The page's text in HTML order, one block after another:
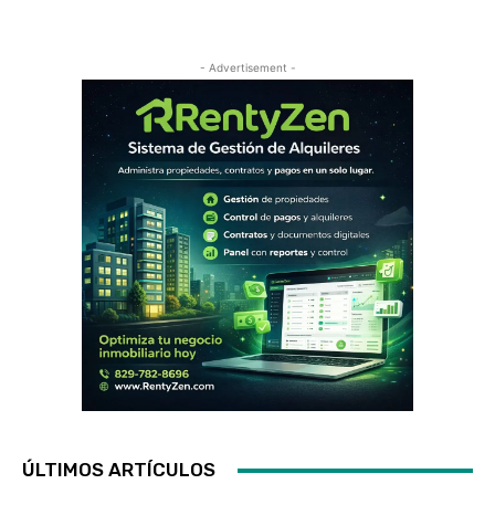
- Advertisement -
ÚLTIMOS ARTÍCULOS